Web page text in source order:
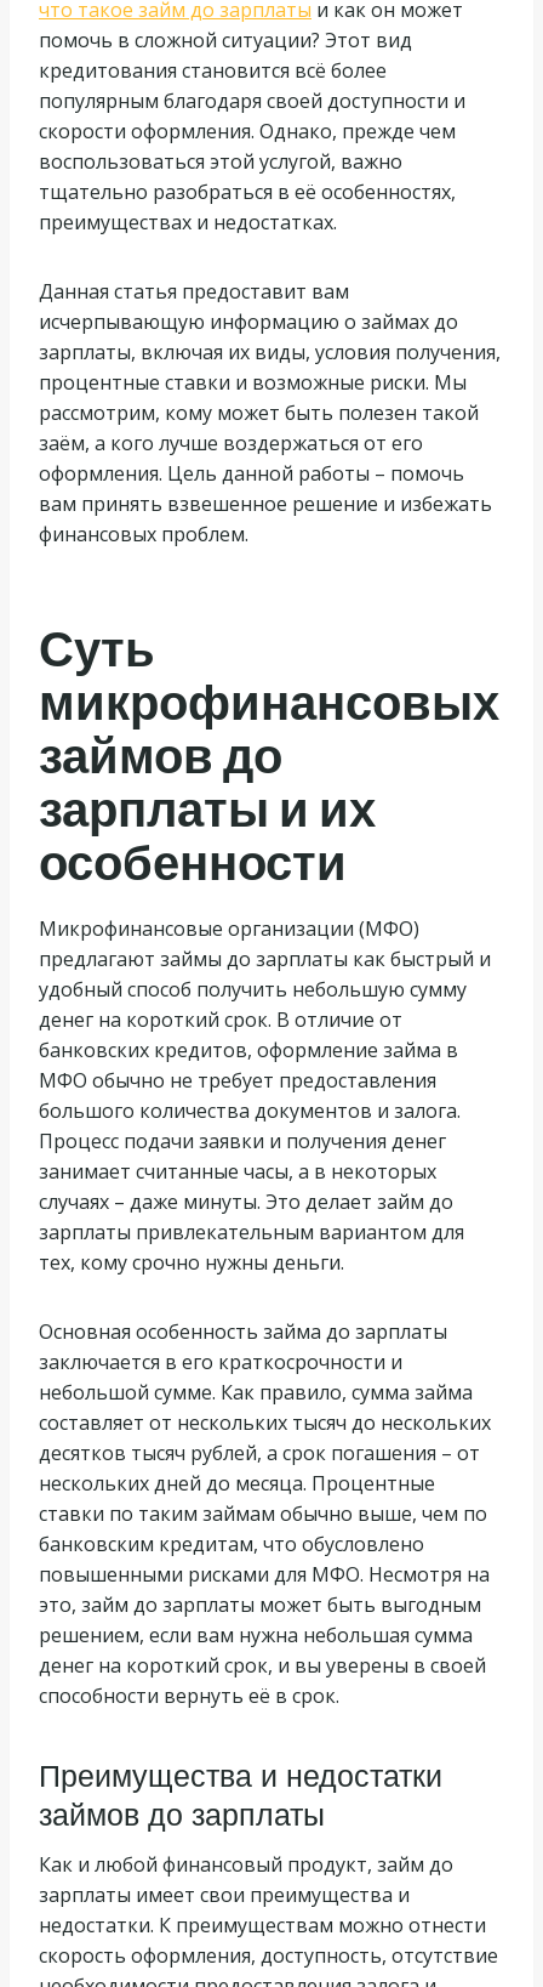
что такое займ до зарплаты и как он может
помочь в сложной ситуации? Этот вид
кредитования становится всё более
популярным благодаря своей доступности и
скорости оформления. Однако, прежде чем
воспользоваться этой услугой, важно
тщательно разобраться в её особенностях,
преимуществах и недостатках.
Данная статья предоставит вам
исчерпывающую информацию о займах до
зарплаты, включая их виды, условия получения,
процентные ставки и возможные риски. Мы
рассмотрим, кому может быть полезен такой
заём, а кого лучше воздержаться от его
оформления. Цель данной работы – помочь
вам принять взвешенное решение и избежать
финансовых проблем.
Суть
микрофинансовых
займов до
зарплаты и их
особенности
Микрофинансовые организации (МФО)
предлагают займы до зарплаты как быстрый и
удобный способ получить небольшую сумму
денег на короткий срок. В отличие от
банковских кредитов, оформление займа в
МФО обычно не требует предоставления
большого количества документов и залога.
Процесс подачи заявки и получения денег
занимает считанные часы, а в некоторых
случаях – даже минуты. Это делает займ до
зарплаты привлекательным вариантом для
тех, кому срочно нужны деньги.
Основная особенность займа до зарплаты
заключается в его краткосрочности и
небольшой сумме. Как правило, сумма займа
составляет от нескольких тысяч до нескольких
десятков тысяч рублей, а срок погашения – от
нескольких дней до месяца. Процентные
ставки по таким займам обычно выше, чем по
банковским кредитам, что обусловлено
повышенными рисками для МФО. Несмотря на
это, займ до зарплаты может быть выгодным
решением, если вам нужна небольшая сумма
денег на короткий срок, и вы уверены в своей
способности вернуть её в срок.
Преимущества и недостатки
займов до зарплаты
Как и любой финансовый продукт, займ до
зарплаты имеет свои преимущества и
недостатки. К преимуществам можно отнести
скорость оформления, доступность, отсутствие